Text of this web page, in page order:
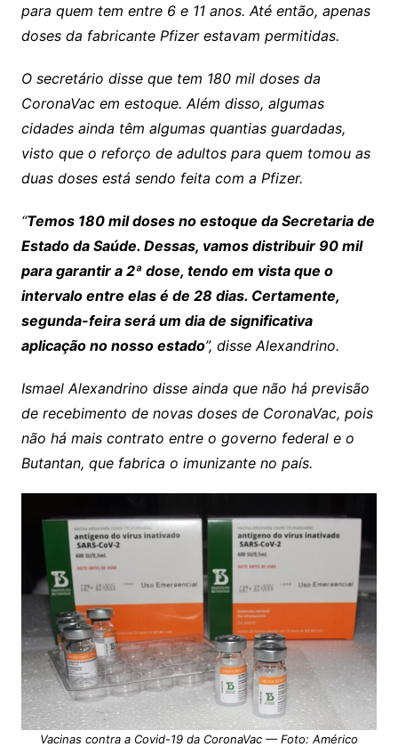
para quem tem entre 6 e 11 anos. Até então, apenas
doses da fabricante Pfizer estavam permitidas.
O secretário disse que tem 180 mil doses da
CoronaVac em estoque. Além disso, algumas
cidades ainda têm algumas quantias guardadas,
visto que o reforço de adultos para quem tomou as
duas doses está sendo feita com a Pfizer.
“Temos 180 mil doses no estoque da Secretaria de
Estado da Saúde. Dessas, vamos distribuir 90 mil
para garantir a 2ª dose, tendo em vista que o
intervalo entre elas é de 28 dias. Certamente,
segunda-feira será um dia de significativa
aplicação no nosso estado”, disse Alexandrino.
Ismael Alexandrino disse ainda que não há previsão
de recebimento de novas doses de CoronaVac, pois
não há mais contrato entre o governo federal e o
Butantan, que fabrica o imunizante no país.
Vacinas contra a Covid-19 da CoronaVac — Foto: Américo